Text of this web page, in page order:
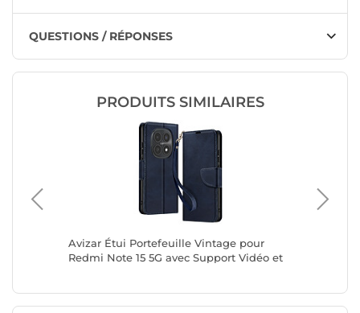
QUESTIONS / RÉPONSES
PRODUITS SIMILAIRES
Avizar Étui Portefeuille Vintage pour
Redmi Note 15 5G avec Support Vidéo et